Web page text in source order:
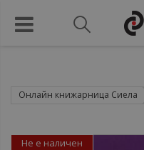
Онлайн книжарница Сиела
Не е наличен